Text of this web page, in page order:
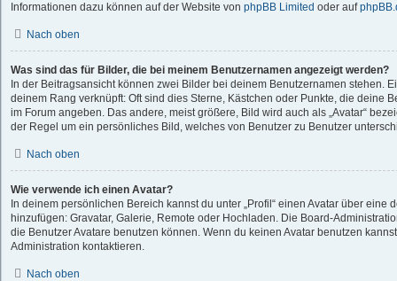
Informationen dazu können auf der Website von phpBB Limited oder auf
Nach oben
Was sind das für Bilder, die bei meinem Benutzernamen angezeigt werden?
In der Beitragsansicht können zwei Bilder bei deinem Benutzernamen stehen.
deinem Rang verknüpft: Oft sind dies Sterne, Kästchen oder Punkte, die deine
im Forum angeben. Das andere, meist größere, Bild wird auch als „Avatar“
der Regel um ein persönliches Bild, welches von Benutzer zu Benutzer
Nach oben
Wie verwende ich einen Avatar?
In deinem persönlichen Bereich kannst du unter „Profil“ einen Avatar über eine
hinzufügen: Gravatar, Galerie, Remote oder Hochladen. Die Board-
die Benutzer Avatare benutzen können. Wenn du keinen Avatar benutzen
Administration kontaktieren.
Nach oben